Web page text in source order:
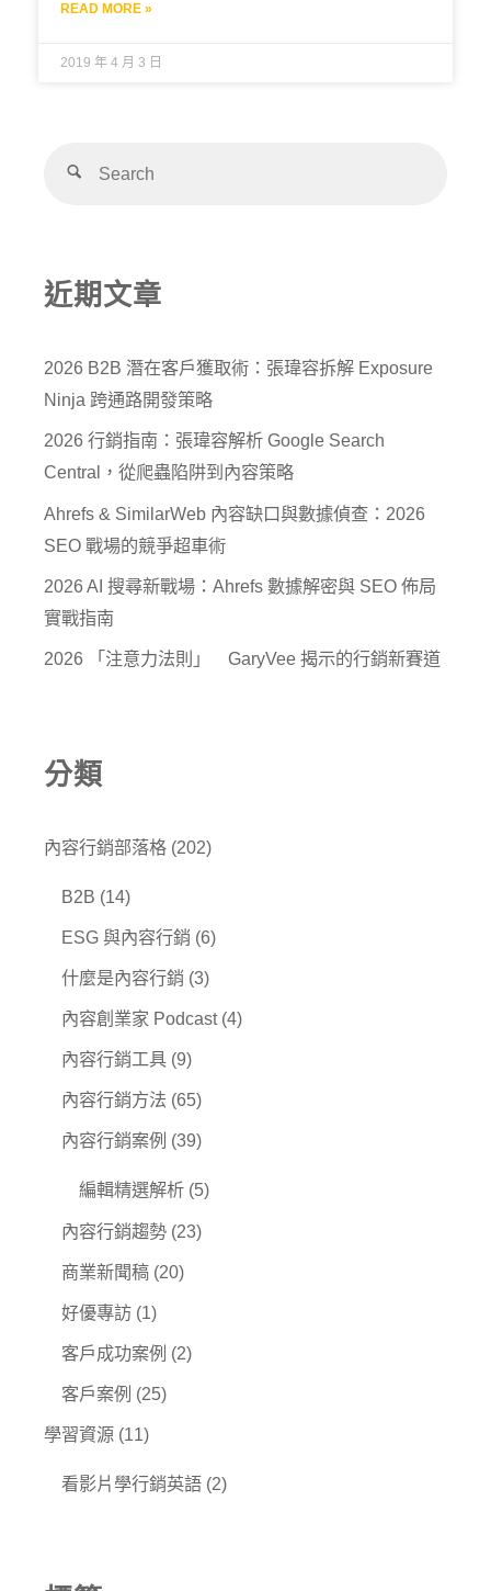
READ MORE »
2019 年 4 月 3 日
近期文章
2026 B2B 潛在客戶獲取術：張瑋容拆解 Exposure
Ninja 跨通路開發策略
2026 行銷指南：張瑋容解析 Google Search
Central，從爬蟲陷阱到內容策略
Ahrefs & SimilarWeb 內容缺口與數據偵查：2026
SEO 戰場的競爭超車術
2026 AI 搜尋新戰場：Ahrefs 數據解密與 SEO 佈局
實戰指南
2026 「注意力法則」 GaryVee 揭示的行銷新賽道
分類
內容行銷部落格 (202)
B2B (14)
ESG 與內容行銷 (6)
什麼是內容行銷 (3)
內容創業家 Podcast(4)
內容行銷工具 (9)
內容行銷方法 (65)
內容行銷案例 (39)
編輯精選解析 (5)
內容行銷趨勢 (23)
商業新聞稿 (20)
好優專訪 (1)
客戶成功案例 (2)
客戶案例 (25)
學習資源 (11)
看影片學行銷英語 (2)